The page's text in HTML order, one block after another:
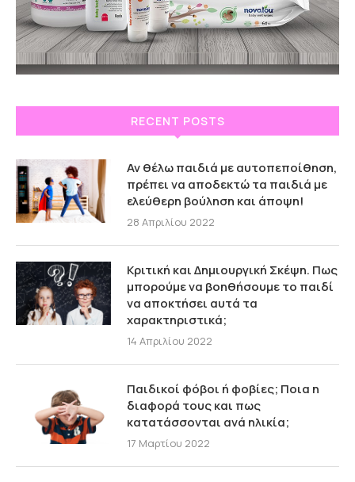
RECENT POSTS
Αν θέλω παιδιά με αυτοπεποίθηση,
πρέπει να αποδεκτώ τα παιδιά με
ελεύθερη βούληση και άποψη!
28 Απριλίου 2022
Κριτική και Δημιουργική Σκέψη. Πως
μπορούμε να βοηθήσουμε το παιδί
να αποκτήσει αυτά τα
χαρακτηριστικά;
14 Απριλίου 2022
Παιδικοί φόβοι ή φοβίες; Ποια η
διαφορά τους και πως
κατατάσσονται ανά ηλικία;
17 Μαρτίου 2022